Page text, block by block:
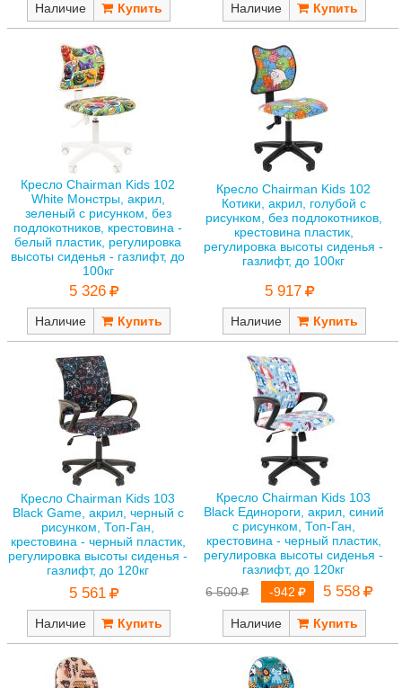
Наличие Наличие
Кресло Chairman Kids 102
White Монстры, акрил,
зеленый с рисунком, без
подлокотников, крестовина -
белый пластик, регулировка
высоты сиденья - газлифт, до
100кг
5 326
Наличие
Кресло Chairman Kids 102
Котики, акрил, голубой с
рисунком, без подлокотников,
крестовина пластик,
регулировка высоты сиденья -
газлифт, до 100кг
5 917
Наличие
Кресло Chairman Kids 103
Black Game, акрил, черный с
рисунком, Топ-Ган,
крестовина - черный пластик,
регулировка высоты сиденья -
газлифт, до 120кг
5 561
Наличие
Кресло Chairman Kids 103
Black Единороги, акрил, синий
с рисунком, Топ-Ган,
крестовина - черный пластик,
регулировка высоты сиденья -
газлифт, до 120кг
6 500
-942 5 558
Наличие